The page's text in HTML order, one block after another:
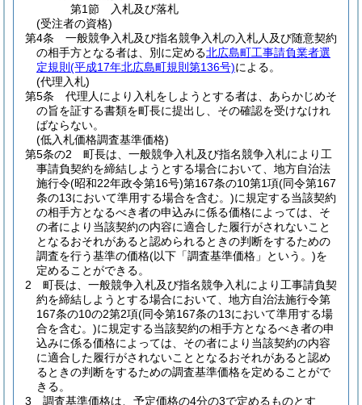
第1節
入札及び落札
(受注者の資格)
第4条
一般競争入札及び指名競争入札の入札人及び随意契約
の相手方となる者は、別に定める北広島町工事請負業者選
定規則 (平成17年北広島町規則第136号)による。
(代理入札)
第5条
代理人により入札をしようとする者は、あらかじめそ
の旨を証する書類を町長に提出し、その確認を受けなけれ
ばならない。
(低入札価格調査基準価格)
第5条の2
町長は、一般競争入札及び指名競争入札により工
事請負契約を締結しようとする場合において、地方自治法
施行令(昭和22年政令第16号)第167条の10第1項(同令第167
条の13において準用する場合を含む。)に規定する当該契約
の相手方となるべき者の申込みに係る価格によっては、そ
の者により当該契約の内容に適合した履行がされないこと
となるおそれがあると認められるときの判断をするための
調査を行う基準の価格(以下「調査基準価格」という。)を
定めることができる。
2
町長は、一般競争入札及び指名競争入札により工事請負契
約を締結しようとする場合において、地方自治法施行令第
167条の10の2第2項(同令第167条の13において準用する場
合を含む。)に規定する当該契約の相手方となるべき者の申
込みに係る価格によっては、その者により当該契約の内容
に適合した履行がされないこととなるおそれがあると認め
るときの判断をするための調査基準価格を定めることがで
きる。
3
調査基準価格は、予定価格の4分の3で定めるものとす